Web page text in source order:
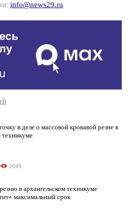
info@news29.ru
в деле о массовой кровавой резне в
техникуме
2049
в архангельском техникуме
максимальный срок